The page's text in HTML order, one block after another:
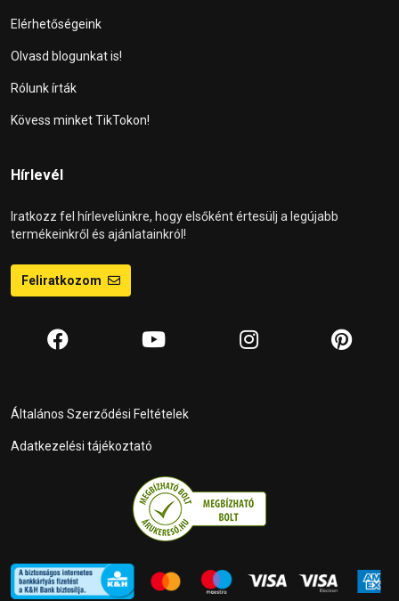
Elérhetőségeink
Olvasd blogunkat is!
Rólunk írták
Kövess minket TikTokon!
Hírlevél
Iratkozz fel hírlevelünkre, hogy elsőként értesülj a legújabb
termékeinkről és ajánlatainkról!
Feliratkozom
Általános Szerződési Feltételek
Adatkezelési tájékoztató